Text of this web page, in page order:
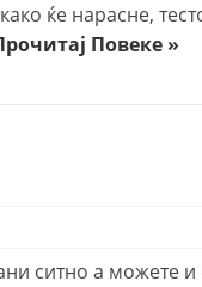
ќе нарасне,
Повеке »
ситно а можете